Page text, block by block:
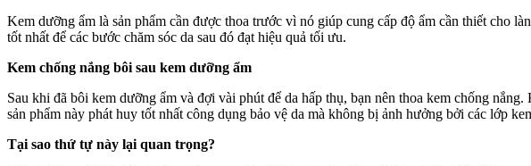
Kem dưỡng ẩm là sản phẩm cần được thoa trước vì nó giúp cung cấp độ ẩm cần thiết cho
tốt nhất để các bước chăm sóc da sau đó đạt hiệu quả tối ưu.
Kem chống nắng bôi sau kem dưỡng ẩm
Sau khi đã bôi kem dưỡng ẩm và đợi vài phút để da hấp thụ, bạn nên thoa kem chống
sản phẩm này phát huy tốt nhất công dụng bảo vệ da mà không bị ảnh hưởng bởi các lớp
Tại sao thứ tự này lại quan trọng?